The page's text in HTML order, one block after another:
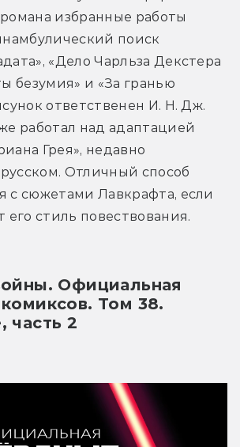
избранные работы
поиск
«Дело Чарльза Декстера
безумия» и «За гранью
ответственен И. Н. Дж.
работал над адаптацией
Грея», недавно
Отличный способ
с сюжетами Лавкрафта, если
его стиль повествования.
Официальная
Том 38.
часть 2